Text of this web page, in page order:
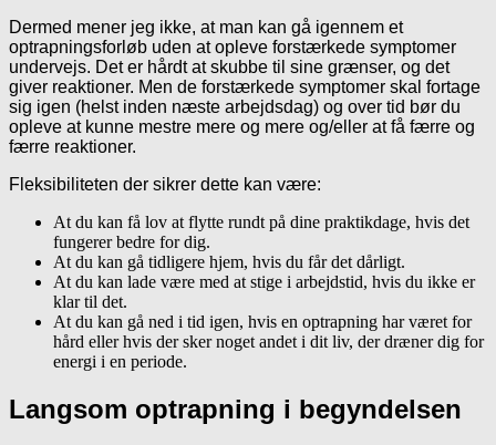
Dermed mener jeg ikke, at man kan gå igennem et
optrapningsforløb uden at opleve forstærkede symptomer
undervejs. Det er hårdt at skubbe til sine grænser, og det
giver reaktioner. Men de forstærkede symptomer skal fortage
sig igen (helst inden næste arbejdsdag) og over tid bør du
opleve at kunne mestre mere og mere og/eller at få færre og
færre reaktioner.
Fleksibiliteten der sikrer dette kan være:
At du kan få lov at flytte rundt på dine praktikdage, hvis det
fungerer bedre for dig.
At du kan gå tidligere hjem, hvis du får det dårligt.
At du kan lade være med at stige i arbejdstid, hvis du ikke er
klar til det.
At du kan gå ned i tid igen, hvis en optrapning har været for
hård eller hvis der sker noget andet i dit liv, der dræner dig for
energi i en periode.
Langsom optrapning i begyndelsen